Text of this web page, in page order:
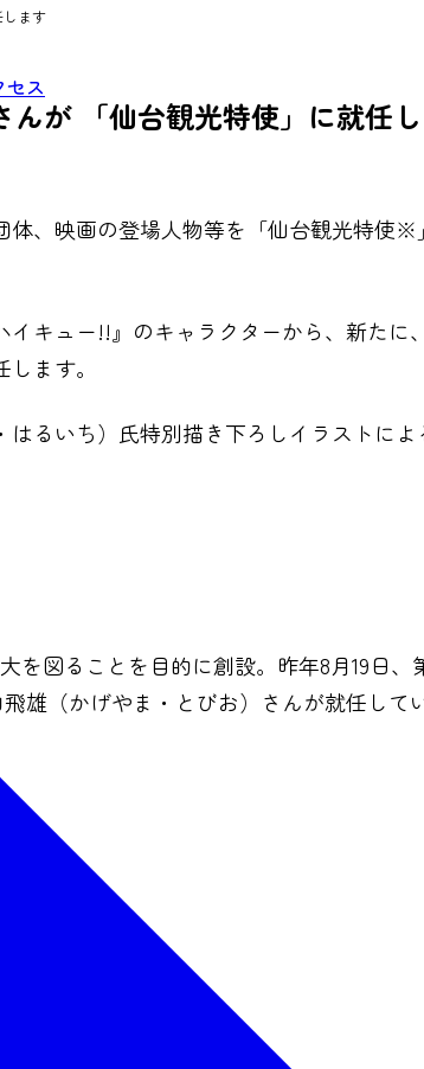
セス
ます
が 「仙台観光特使」に就任
、映画の登場人物等を「仙台観光特使
キュー!!』のキャラクターから、新たに
ます。
るいち）氏特別描き下ろしイラストに
図ることを目的に創設。昨年8月19日、
雄（かげやま・とびお）さんが就任してい